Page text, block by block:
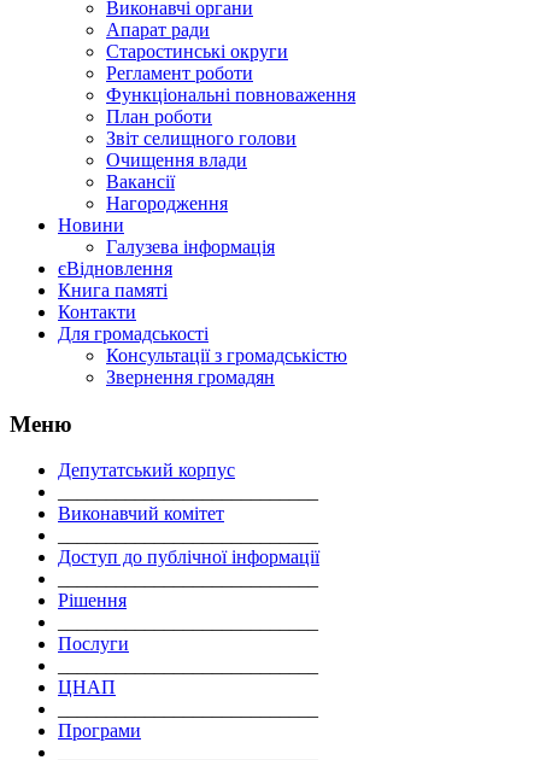
Виконавчі органи
Апарат ради
Старостинські округи
Регламент роботи
Функціональні повноваження
План роботи
Звіт селищного голови
Очищення влади
Вакансії
Нагородження
Новини
Галузева інформація
єВідновлення
Книга памяті
Контакти
Для громадськості
Консультації з громадськістю
Звернення громадян
Меню
Депутатський корпус
Виконавчий комітет
Доступ до публічної інформації
Рішення
Послуги
ЦНАП
Програми